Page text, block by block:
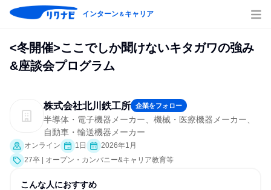
インターン＆キャリア
<冬開催>ここでしか聞けないキタガワの強み
&座談会プログラム
株式会社北川鉄工所 企業をフォロー
半導体・電子機器メーカー、機械・医療機器メーカー、
自動車・輸送機器メーカー
オンライン 1日
2026年1月
27卒 | オープン・カンパニー&キャリア教育等
こんな人におすすめ